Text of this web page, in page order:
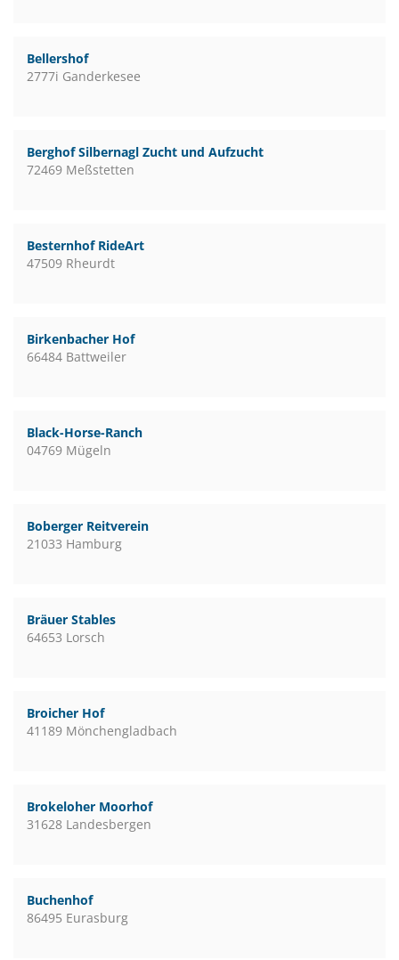
Bellershof
2777i Ganderkesee
Berghof Silbernagl Zucht und Aufzucht
72469 Meßstetten
Besternhof RideArt
47509 Rheurdt
Birkenbacher Hof
66484 Battweiler
Black-Horse-Ranch
04769 Mügeln
Boberger Reitverein
21033 Hamburg
Bräuer Stables
64653 Lorsch
Broicher Hof
41189 Mönchengladbach
Brokeloher Moorhof
31628 Landesbergen
Buchenhof
86495 Eurasburg